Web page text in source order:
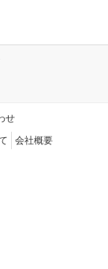
せ
会社概要